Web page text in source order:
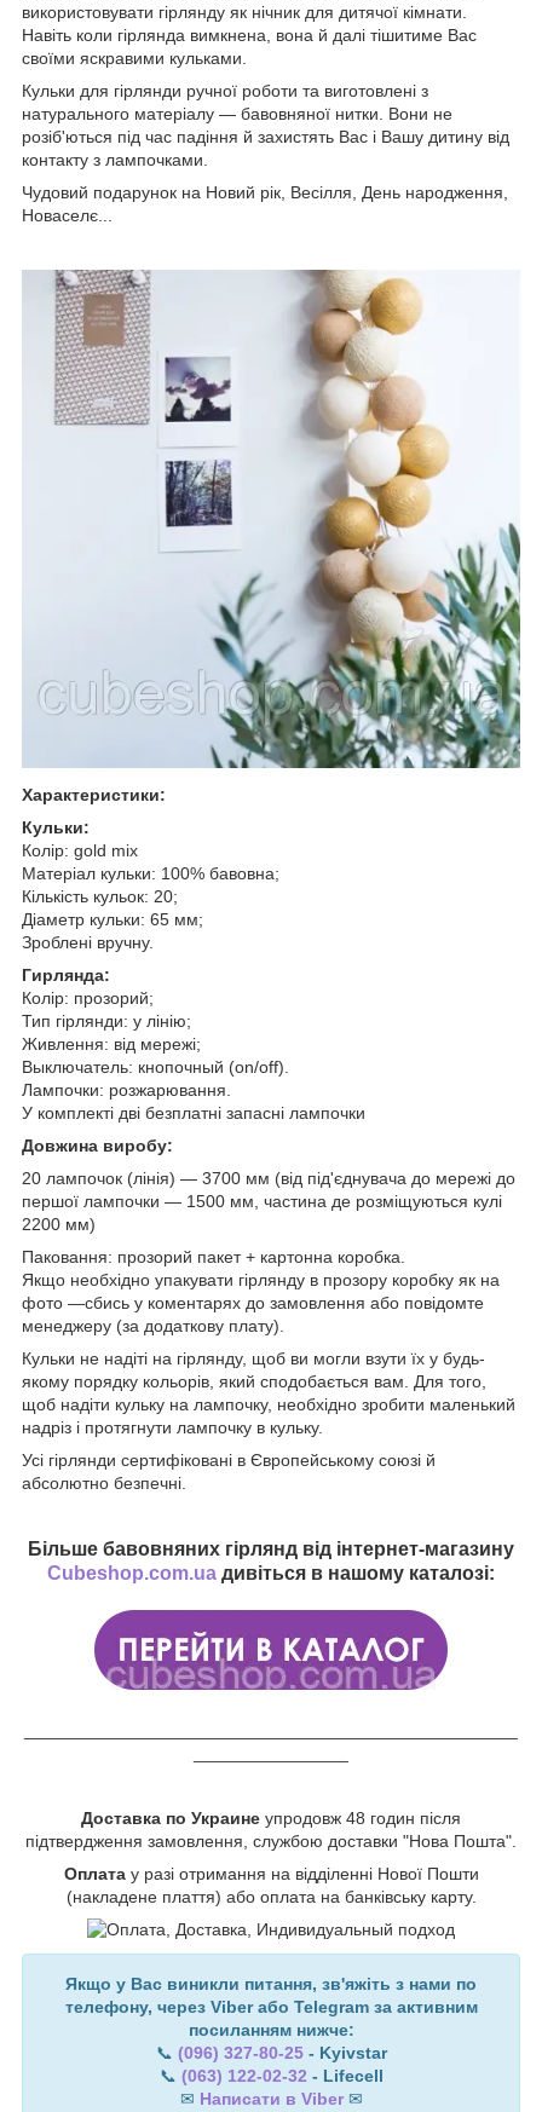
використовувати гірлянду як нічник для дитячої кімнати.
Навіть коли гірлянда вимкнена, вона й далі тішитиме Вас
своїми яскравими кульками.
Кульки для гірлянди ручної роботи та виготовлені з
натурального матеріалу — бавовняної нитки. Вони не
розіб'ються під час падіння й захистять Вас і Вашу дитину від
контакту з лампочками.
Чудовий подарунок на Новий рік, Весілля, День народження,
Новаселє...
Характеристики:
Кульки:
Колір: gold mix
Матеріал кульки: 100% бавовна;
Кількість кульок: 20;
Діаметр кульки: 65 мм;
Зроблені вручну.
Гирлянда:
Колір: прозорий;
Тип гірлянди: у лінію;
Живлення: від мережі;
Выключатель: кнопочный (on/off).
Лампочки: розжарювання.
У комплекті дві безплатні запасні лампочки
Довжина виробу:
20 лампочок (лінія) — 3700 мм (від під'єднувача до мережі до
першої лампочки — 1500 мм, частина де розміщуються кулі
2200 мм)
Паковання: прозорий пакет + картонна коробка.
Якщо необхідно упакувати гірлянду в прозору коробку як на
фото —сбись у коментарях до замовлення або повідомте
менеджеру (за додаткову плату).
Кульки не надіті на гірлянду, щоб ви могли взути їх у будь-
якому порядку кольорів, який сподобається вам. Для того,
щоб надіти кульку на лампочку, необхідно зробити маленький
надріз і протягнути лампочку в кульку.
Усі гірлянди сертифіковані в Європейському союзі й
абсолютно безпечні.
Більше бавовняних гірлянд від інтернет-магазину
Cubeshop.com.ua дивіться в нашому каталозі:
Доставка по Украине упродовж 48 годин після
підтвердження замовлення, службою доставки "Нова Пошта".
Оплата у разі отримання на відділенні Нової Пошти
(накладене плаття) або оплата на банківську карту.
Якщо у Вас виникли питання, зв'яжіть з нами по
телефону, через Viber або Telegram за активним
посиланням нижче:
📞 (096) 327-80-25- Kyivstar
📞 (063) 122-02-32 - Lifecell
✉ Написати в Viber ✉